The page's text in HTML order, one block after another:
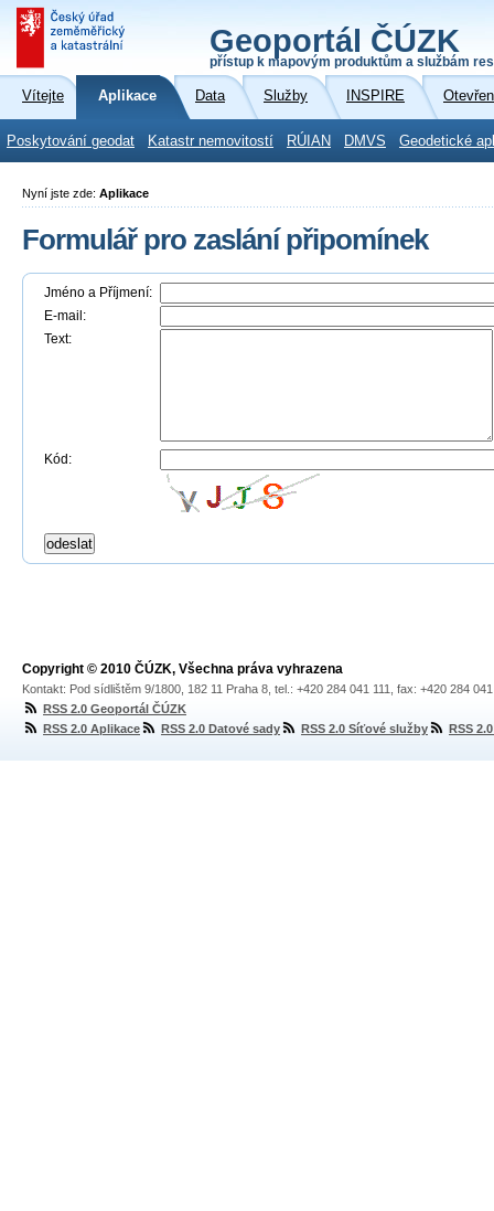
Geoportál ČÚZK
přístup k mapovým produktům a službám
Vítejte Aplikace Data Služby INSPIRE
Poskytování geodat Katastr nemovitostí RÚIAN DMVS Geodetické
Nyní jste zde: Aplikace
Formulář pro zaslání připomínek
Jméno a Příjmení:
E-mail:
Text:
Kód:
Copyright © 2010 ČÚZK, Všechna práva vyhrazena
Kontakt: Pod sídlištěm 9/1800, 182 11 Praha 8, tel.: +420 284 041 111, fax: +420 284
RSS 2.0 Geoportál ČÚZK
RSS 2.0 Aplikace
RSS 2.0 Datové sady RSS 2.0 Síťové služby RSS